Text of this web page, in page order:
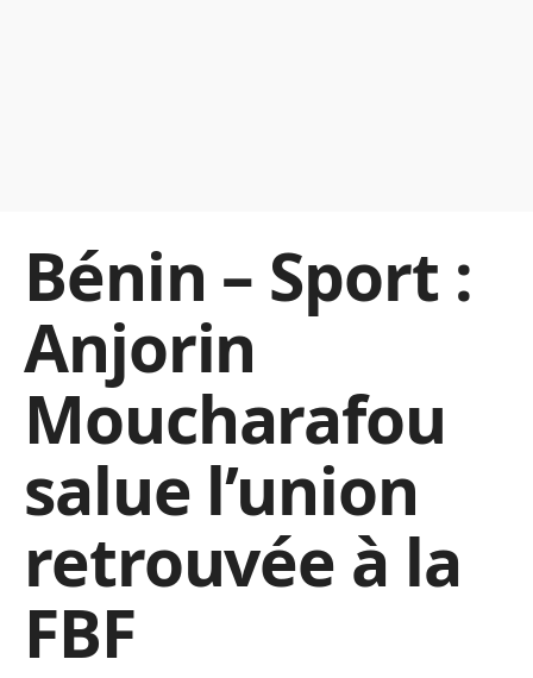
Bénin – Sport :
Anjorin
Moucharafou
salue l’union
retrouvée à la
FBF